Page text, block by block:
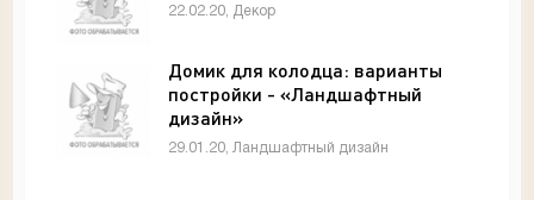
22.02.20, Декор
Домик для колодца: варианты
постройки - «Ландшафтный
дизайн»
29.01.20, Ландшафтный дизайн